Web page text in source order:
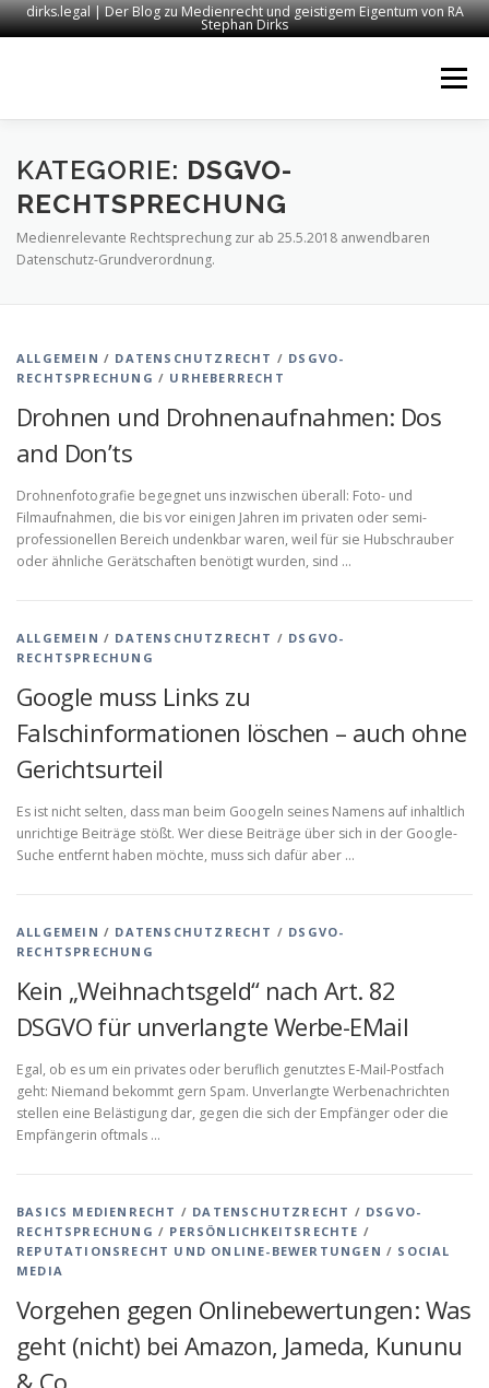
dirks.legal | Der Blog zu Medienrecht und geistigem Eigentum von RA
Stephan Dirks
Menü
START KONTAKT RECHTSANWALT DIRKS
MEDIEN IMPRESSUM
KATEGORIE: DSGVO-
RECHTSPRECHUNG
Medienrelevante Rechtsprechung zur ab 25.5.2018 anwendbaren
Datenschutz-Grundverordnung.
ALLGEMEIN / DATENSCHUTZRECHT / DSGVO-
RECHTSPRECHUNG / URHEBERRECHT
Drohnen und Drohnenaufnahmen: Dos
and Don’ts
Drohnenfotografie begegnet uns inzwischen überall: Foto- und
Filmaufnahmen, die bis vor einigen Jahren im privaten oder semi-
professionellen Bereich undenkbar waren, weil für sie Hubschrauber
oder ähnliche Gerätschaften benötigt wurden, sind …
ALLGEMEIN / DATENSCHUTZRECHT / DSGVO-
RECHTSPRECHUNG
Google muss Links zu
Falschinformationen löschen – auch ohne
Gerichtsurteil
Es ist nicht selten, dass man beim Googeln seines Namens auf inhaltlich
unrichtige Beiträge stößt. Wer diese Beiträge über sich in der Google-
Suche entfernt haben möchte, muss sich dafür aber …
ALLGEMEIN / DATENSCHUTZRECHT / DSGVO-
RECHTSPRECHUNG
Kein „Weihnachtsgeld“ nach Art. 82
DSGVO für unverlangte Werbe-EMail
Egal, ob es um ein privates oder beruflich genutztes E-Mail-Postfach
geht: Niemand bekommt gern Spam. Unverlangte Werbenachrichten
stellen eine Belästigung dar, gegen die sich der Empfänger oder die
Empfängerin oftmals …
BASICS MEDIENRECHT / DATENSCHUTZRECHT / DSGVO-
RECHTSPRECHUNG / PERSÖNLICHKEITSRECHTE /
REPUTATIONSRECHT UND ONLINE-BEWERTUNGEN / SOCIAL
MEDIA
Vorgehen gegen Onlinebewertungen: Was
geht (nicht) bei Amazon, Jameda, Kununu